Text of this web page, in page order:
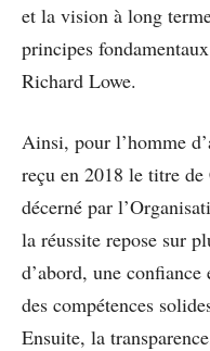
et la vision à long
principes
Richard Lowe.
Ainsi, pour l’homme
reçu en 2018 le titre
décerné par
la réussite repose sur
d’abord, une
des compétences
Ensuite, la